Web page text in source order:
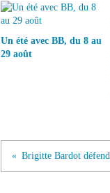
Un été avec BB, du 8 au
29 août